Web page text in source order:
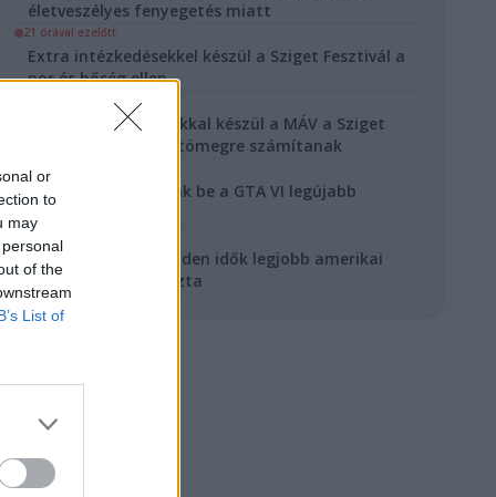
or
to
may
of the
List of
életveszélyes fenyegetés miatt
21 órával ezelőtt
Extra intézkedésekkel készül a Sziget Fesztivál a
por és hőség ellen
1 nappal ezelőtt
Sűrített HÉV-járatokkal készül a MÁV a Sziget
Fesztiválra - Óriási tömegre számítanak
2 nappal ezelőtt
A Netflixen mutatják be a GTA VI legújabb
2 nappal ezelőtt
Az új Pókember minden idők legjobb amerikai
nyitóhétvégéjét hozta